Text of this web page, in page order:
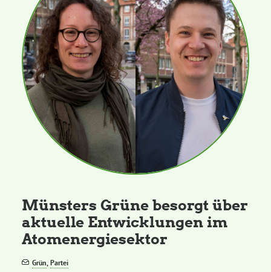
Kreisgeschäftsstelle
Mitgliederversammlung
Ortsverbände
Kommissionen
Grünes Zentrum
Personen
Münsters Grüne besorgt über
aktuelle Entwicklungen im
Atomenergiesektor
Grün,Partei